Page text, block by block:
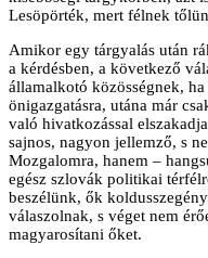
Lesöpörték, mert félnek
Amikor egy tárgyalás után
a kérdésben, a következő
államalkotó közösségnek,
önigazgatásra, utána már
való hivatkozással
sajnos, nagyon jellemző, s
Mozgalomra, hanem –
egész szlovák politikai
beszélünk, ők
válaszolnak, s véget nem
magyarosítani őket.